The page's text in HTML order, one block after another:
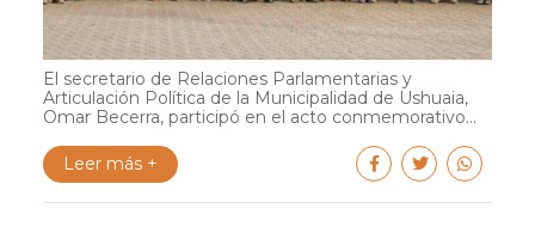
El secretario de Relaciones Parlamentarias y
Articulación Política de la Municipalidad de Ushuaia,
Omar Becerra, participó en el acto conmemorativo...
Leer más +